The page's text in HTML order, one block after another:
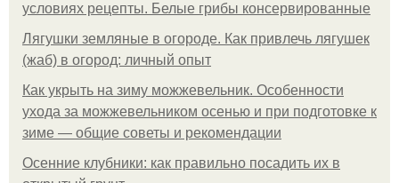
условиях рецепты. Белые грибы консервированные
Лягушки земляные в огороде. Как привлечь лягушек
(жаб) в огород: личный опыт
Как укрыть на зиму можжевельник. Особенности
ухода за можжевельником осенью и при подготовке к
зиме — общие советы и рекомендации
Осенние клубники: как правильно посадить их в